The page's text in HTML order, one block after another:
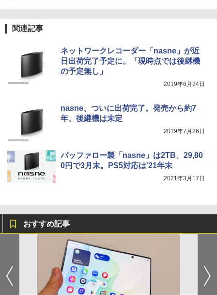
関連記事
ネットワークレコーダー「nasne」が近
日出荷完了予定に。「現時点では後継機
の予定無し」
2019年6月24日
nasne、ついに出荷完了。発売から約7
年、後継機は未定
2019年7月26日
バッファロー製「nasne」は2TB、29,80
0円で3月末。PS5対応は'21年末
2021年3月17日
おすすめ記事